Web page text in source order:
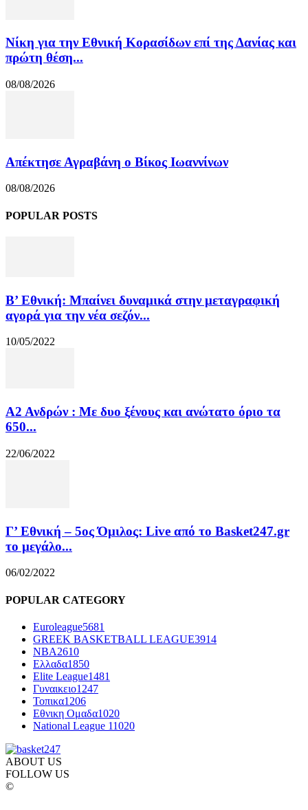
Νίκη για την Εθνική Κορασίδων επί της Δανίας και
πρώτη θέση...
08/08/2026
Απέκτησε Αγραβάνη ο Βίκος Ιωαννίνων
08/08/2026
POPULAR POSTS
Β’ Εθνική: Μπαίνει δυναμικά στην μεταγραφική
αγορά για την νέα σεζόν...
10/05/2022
Α2 Ανδρών : Με δυο ξένους και ανώτατο όριο τα
650...
22/06/2022
Γ’ Εθνική – 5ος Όμιλος: Live από το Basket247.gr
το μεγάλο...
06/02/2022
POPULAR CATEGORY
Euroleague5681
GREEK BASKETBALL LEAGUE3914
NBA2610
Ελλαδα1850
Elite League1481
Γυναικειο1247
Τοπικα1206
Εθνικη Ομαδα1020
National League 11020
ABOUT US
FOLLOW US
©